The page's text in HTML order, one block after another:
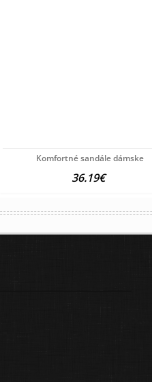
Komfortné sandále dámske
36.19€